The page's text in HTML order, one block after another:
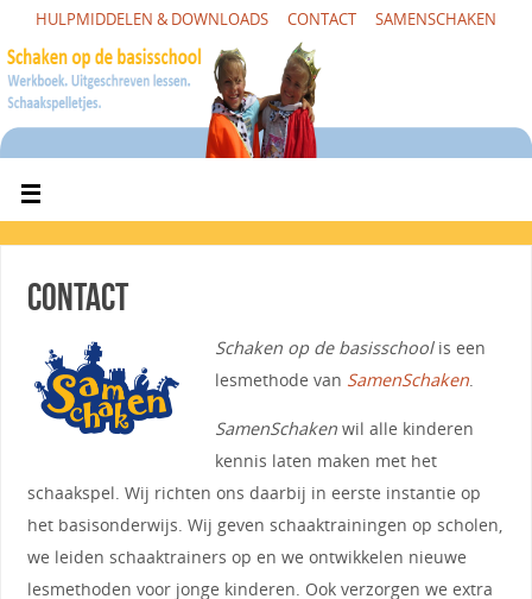
HULPMIDDELEN & DOWNLOADS CONTACT SAMENSCHAKEN
Contact
Schaken op de basisschoolis een
lesmethode van SamenSchaken.
SamenSchaken wil alle kinderen
kennis laten maken met het
schaakspel. Wij richten ons daarbij in eerste instantie op
het basisonderwijs. Wij geven schaaktrainingen op scholen,
we leiden schaaktrainers op en we ontwikkelen nieuwe
lesmethoden voor jonge kinderen. Ook verzorgen we extra